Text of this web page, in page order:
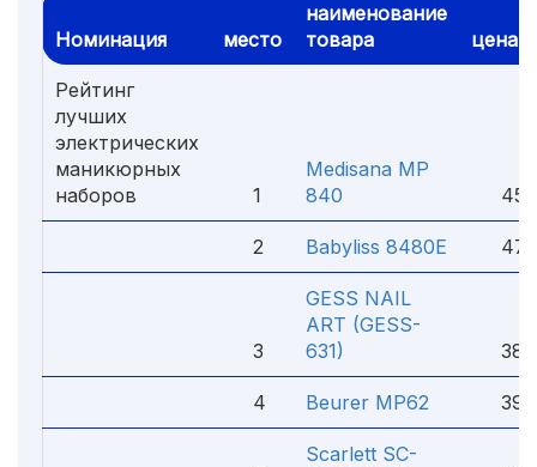
Номинация место
наименование
товара
цена
Рейтинг
лучших
электрических
маникюрных
наборов
1
Medisana MP
840
2 Babyliss 8480E
3
GESS NAIL
ART (GESS-
631)
4 Beurer MP62
Scarlett SC-